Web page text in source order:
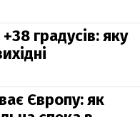
градусів: яку
Європу: як